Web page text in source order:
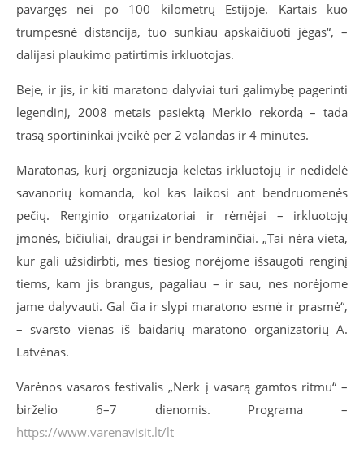
pavargęs nei po 100 kilometrų Estijoje. Kartais kuo
trumpesnė distancija, tuo sunkiau apskaičiuoti jėgas“, –
dalijasi plaukimo patirtimis irkluotojas.
Beje, ir jis, ir kiti maratono dalyviai turi galimybę pagerinti
legendinį, 2008 metais pasiektą Merkio rekordą – tada
trasą sportininkai įveikė per 2 valandas ir 4 minutes.
Maratonas, kurį organizuoja keletas irkluotojų ir nedidelė
savanorių komanda, kol kas laikosi ant bendruomenės
pečių. Renginio organizatoriai ir rėmėjai – irkluotojų
įmonės, bičiuliai, draugai ir bendraminčiai. „Tai nėra vieta,
kur gali užsidirbti, mes tiesiog norėjome išsaugoti renginį
tiems, kam jis brangus, pagaliau – ir sau, nes norėjome
jame dalyvauti. Gal čia ir slypi maratono esmė ir prasmė“,
– svarsto vienas iš baidarių maratono organizatorių A.
Latvėnas.
Varėnos vasaros festivalis „Nerk į vasarą gamtos ritmu“ –
birželio 6–7 dienomis. Programa –
https://www.varenavisit.lt/lt